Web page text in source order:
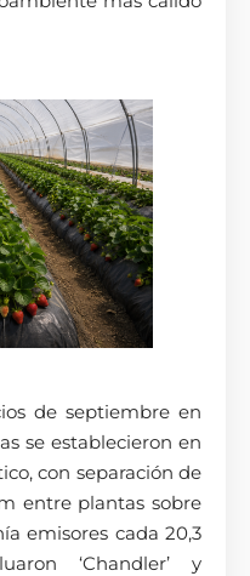
de septiembre en
se establecieron en
con separación de
entre plantas sobre
emisores cada 20,3
‘Chandler’ y